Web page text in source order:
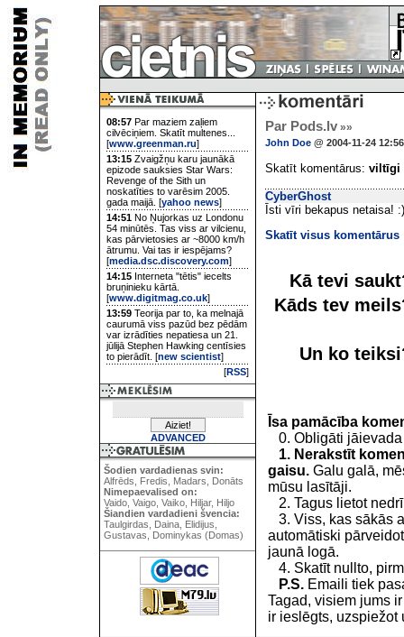
08:57 Par maziem zaļiem
cilvēciņiem. Skatīt multenes...
[www.greenman.ru]
13:15 Zvaigžņu karu jaunākā
epizode sauksies Star Wars:
Revenge of the Sith un
noskatīties to varēsim 2005.
gada maijā. [yahoo news]
14:51 No Ņujorkas uz Londonu
54 minūtēs. Tas viss ar vilcienu,
kas pārvietosies ar ~8000 km/h
ātrumu. Vai tas ir iespējams?
[media.dsc.discovery.com]
14:15 Interneta "tētis" iecelts
bruņinieku kārtā.
[www.digitmag.co.uk]
13:59 Teorija par to, ka melnajā
caurumā viss pazūd bez pēdām
var izrādīties nepatiesa un 21.
jūlijā Stephen Hawking centīsies
to pierādīt. [new scientist]
[RSS]
ADVANCED
Šodien vardadienas svin:
Alfrēds, Fredis, Madars, Donāts
Nimepaevalised on:
Vaido, Vaigo, Vaiko, Hiljar, Hiljo
Šiandien vardadieni švencia:
Taulgirdas, Daina, Elidijus,
Gustavas, Dominykas (Domas)
Par Pods.lv »»
John Doe @ 2004-11-24 12:56
Skatīt komentārus: viltīgi
CyberGhost
Īsti vīri bekapus netaisa!
Skatīt visus komentārus
Kā tevi
Kāds tev
Un ko
Īsa pamācība
0. Obligāti jāievada
1. Nerakstīt
gaisu. Galu galā,
mūsu lasītāji.
2. Tagus lietot
3. Viss, kas sākās
automātiski
jaunā logā.
4. Skatīt nullto,
P.S. Emaili tiek
Tagad, visiem jums
ir ieslēgts, uzspiežot